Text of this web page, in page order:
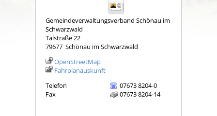
Gemeindeverwaltungsverband Schönau im
Schwarzwald
Talstraße 22
79677 Schönau im Schwarzwald
OpenStreetMap
Fahrplanauskunft
Telefon
07673 8204-0
Fax
07673 8204-14